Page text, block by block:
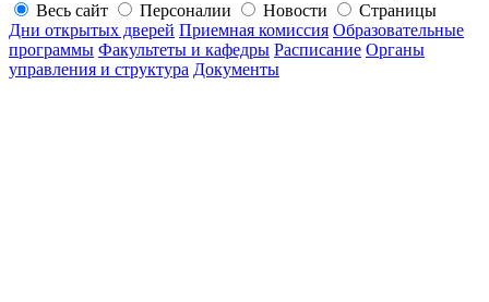
Весь сайт Персоналии Новости
Страницы
Дни открытых дверей Приемная комиссия Образовательные
программы Факультеты и кафедры Расписание Органы
управления и структура Документы